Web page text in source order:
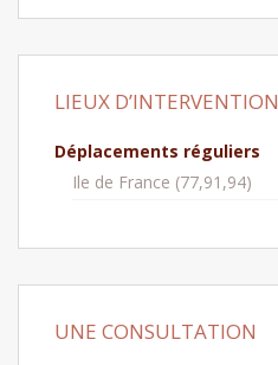
LIEUX D’INTERVENTION
Déplacements réguliers
Ile de France (77,91,94)
UNE CONSULTATION